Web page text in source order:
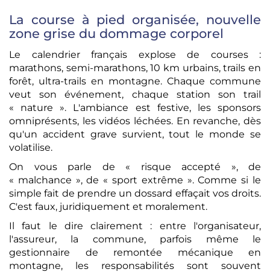
La course à pied organisée, nouvelle
zone grise du dommage corporel
Le calendrier français explose de courses :
marathons, semi-marathons, 10 km urbains, trails en
forêt, ultra-trails en montagne. Chaque commune
veut son événement, chaque station son trail
« nature ». L'ambiance est festive, les sponsors
omniprésents, les vidéos léchées. En revanche, dès
qu'un accident grave survient, tout le monde se
volatilise.
On vous parle de « risque accepté », de
« malchance », de « sport extrême ». Comme si le
simple fait de prendre un dossard effaçait vos droits.
C'est faux, juridiquement et moralement.
Il faut le dire clairement : entre l'organisateur,
l'assureur, la commune, parfois même le
gestionnaire de remontée mécanique en
montagne, les responsabilités sont souvent